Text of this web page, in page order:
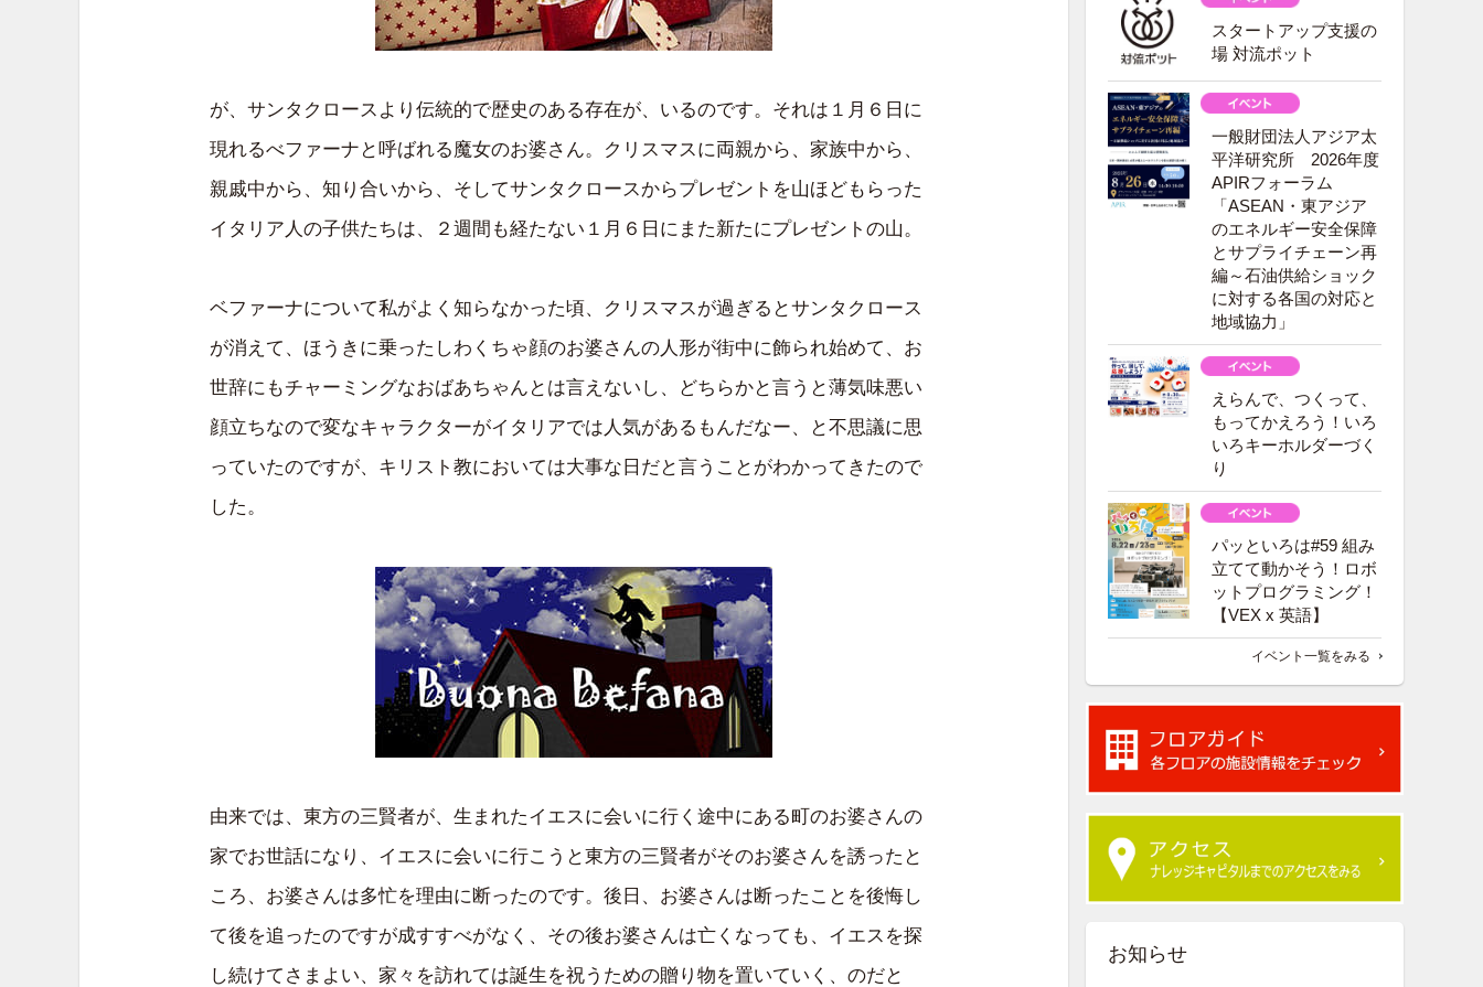
が、サンタクロースより伝統的で歴史のある存在が、いるのです。それは１月６日に
現れるべファーナと呼ばれる魔女のお婆さん。クリスマスに両親から、家族中から、
親戚中から、知り合いから、そしてサンタクロースからプレゼントを山ほどもらった
イタリア人の子供たちは、２週間も経たない１月６日にまた新たにプレゼントの山。
ベファーナについて私がよく知らなかった頃、クリスマスが過ぎるとサンタクロース
が消えて、ほうきに乗ったしわくちゃ顔のお婆さんの人形が街中に飾られ始めて、お
世辞にもチャーミングなおばあちゃんとは言えないし、どちらかと言うと薄気味悪い
顔立ちなので変なキャラクターがイタリアでは人気があるもんだなー、と不思議に思
っていたのですが、キリスト教においては大事な日だと言うことがわかってきたので
した。
由来では、東方の三賢者が、生まれたイエスに会いに行く途中にある町のお婆さんの
家でお世話になり、イエスに会いに行こうと東方の三賢者がそのお婆さんを誘ったと
ころ、お婆さんは多忙を理由に断ったのです。後日、お婆さんは断ったことを後悔し
て後を追ったのですが成すすべがなく、その後お婆さんは亡くなっても、イエスを探
し続けてさまよい、家々を訪れては誕生を祝うための贈り物を置いていく、のだと
スタートアップ支援の
場 対流ポット
一般財団法人アジア太
平洋研究所 2026年度
APIRフォーラム
「ASEAN・東アジア
のエネルギー安全保障
とサプライチェーン再
編～石油供給ショック
に対する各国の対応と
地域協力」
えらんで、つくって、
もってかえろう！いろ
いろキーホルダーづく
り
パッといろは#59 組み
立てて動かそう！ロボ
ットプログラミング！
【VEX x 英語】
イベント一覧をみる
お知らせ